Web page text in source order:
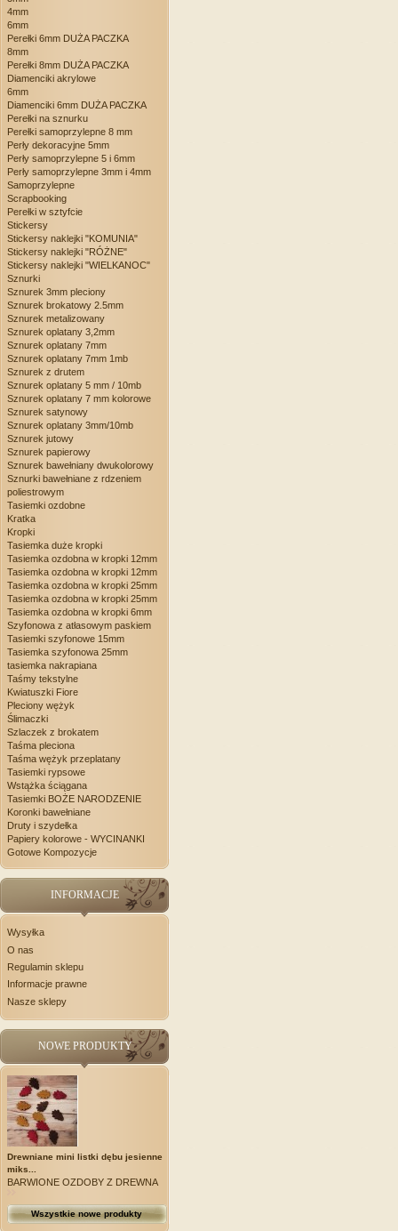
4mm
6mm
Perełki 6mm DUŻA PACZKA
8mm
Perełki 8mm DUŻA PACZKA
Diamenciki akrylowe
6mm
Diamenciki 6mm DUŻA PACZKA
Perełki na sznurku
Perełki samoprzylepne 8 mm
Perły dekoracyjne 5mm
Perły samoprzylepne 5 i 6mm
Perły samoprzylepne 3mm i 4mm
Samoprzylepne
Scrapbooking
Perełki w sztyfcie
Stickersy
Stickersy naklejki "KOMUNIA"
Stickersy naklejki "RÓŻNE"
Stickersy naklejki "WIELKANOC"
Sznurki
Sznurek 3mm pleciony
Sznurek brokatowy 2.5mm
Sznurek metalizowany
Sznurek oplatany 3,2mm
Sznurek oplatany 7mm
Sznurek oplatany 7mm 1mb
Sznurek z drutem
Sznurek oplatany 5 mm / 10mb
Sznurek oplatany 7 mm kolorowe
Sznurek satynowy
Sznurek oplatany 3mm/10mb
Sznurek jutowy
Sznurek papierowy
Sznurek bawełniany dwukolorowy
Sznurki bawełniane z rdzeniem
poliestrowym
Tasiemki ozdobne
Kratka
Kropki
Tasiemka duże kropki
Tasiemka ozdobna w kropki 12mm
Tasiemka ozdobna w kropki 12mm
Tasiemka ozdobna w kropki 25mm
Tasiemka ozdobna w kropki 25mm
Tasiemka ozdobna w kropki 6mm
Szyfonowa z atłasowym paskiem
Tasiemki szyfonowe 15mm
Tasiemka szyfonowa 25mm
tasiemka nakrapiana
Taśmy tekstylne
Kwiatuszki Fiore
Pleciony wężyk
Ślimaczki
Szlaczek z brokatem
Taśma pleciona
Taśma wężyk przeplatany
Tasiemki rypsowe
Wstążka ściągana
Tasiemki BOŻE NARODZENIE
Koronki bawełniane
Druty i szydełka
Papiery kolorowe - WYCINANKI
Gotowe Kompozycje
INFORMACJE
Wysyłka
O nas
Regulamin sklepu
Informacje prawne
Nasze sklepy
NOWE PRODUKTY
Drewniane mini listki dębu jesienne
miks...
BARWIONE OZDOBY Z DREWNA
Wszystkie nowe produkty